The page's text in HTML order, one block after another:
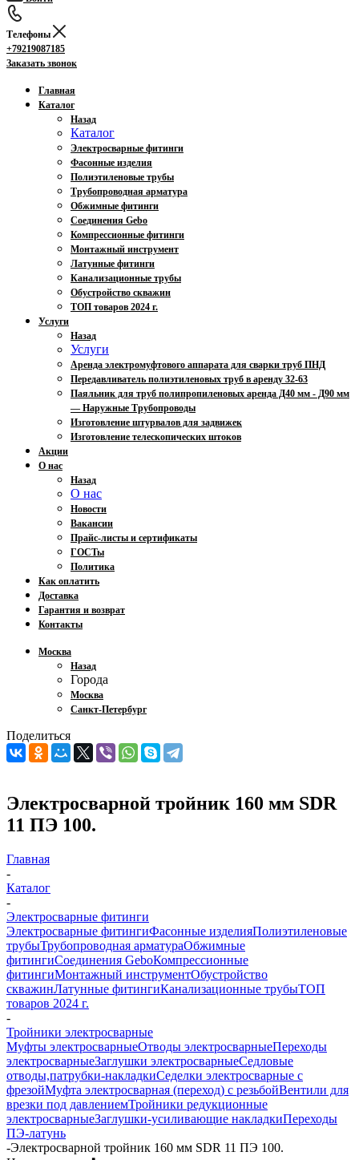
Телефоны
+79219087185
Заказать звонок
Главная
Каталог
Назад
Каталог
Электросварные фитинги
Фасонные изделия
Полиэтиленовые трубы
Трубопроводная арматура
Обжимные фитинги
Соединения Gebo
Компрессионные фитинги
Монтажный инструмент
Латунные фитинги
Канализационные трубы
Обустройство скважин
ТОП товаров 2024 г.
Услуги
Назад
Услуги
Аренда электромуфтового аппарата для сварки труб ПНД
Передавливатель полиэтиленовых труб в аренду 32-63
Паяльник для труб полипропиленовых аренда Д40 мм - Д90 мм
— Наружные Трубопроводы
Изготовление штурвалов для задвижек
Изготовление телескопических штоков
Акции
О нас
Назад
О нас
Новости
Вакансии
Прайс-листы и сертификаты
ГОСТы
Политика
Как оплатить
Доставка
Гарантия и возврат
Контакты
Москва
Назад
Города
Москва
Санкт-Петербург
Поделиться
Электросварной тройник 160 мм SDR
11 ПЭ 100.
Главная
-
Каталог
-
Электросварные фитинги
Электросварные фитингиФасонные изделияПолиэтиленовые
трубыТрубопроводная арматураОбжимные
фитингиСоединения GeboКомпрессионные
фитингиМонтажный инструментОбустройство
скважинЛатунные фитингиКанализационные трубыТОП
товаров 2024 г.
-
Тройники электросварные
Муфты электросварныеОтводы электросварныеПереходы
электросварныеЗаглушки электросварныеСедловые
отводы,патрубки-накладкиСеделки электросварные с
фрезойМуфта электросварная (переход) с резьбойВентили для
врезки под давлениемТройники редукционные
электросварныеЗаглушки-усиливающие накладкиПереходы
ПЭ-латунь
-Электросварной тройник 160 мм SDR 11 ПЭ 100.